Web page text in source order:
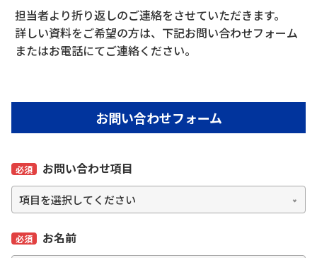
担当者より折り返しのご連絡をさせていただきます。
詳しい資料をご希望の方は、下記お問い合わせフォーム
またはお電話にてご連絡ください。
お問い合わせフォーム
必須 お問い合わせ項目
必須 お名前